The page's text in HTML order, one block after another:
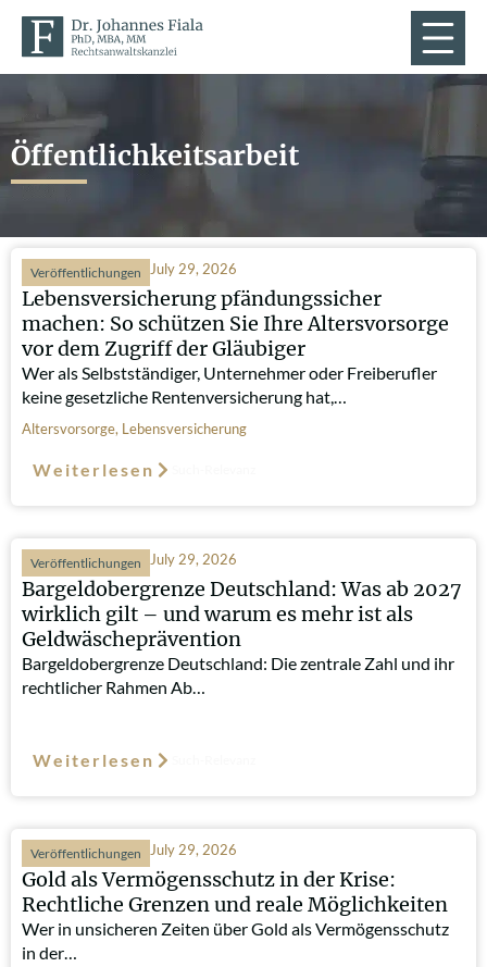
Öffentlichkeitsarbeit
Veröffentlichungen July 29, 2026
Lebensversicherung pfändungssicher
machen: So schützen Sie Ihre Altersvorsorge
vor dem Zugriff der Gläubiger
Wer als Selbstständiger, Unternehmer oder Freiberufler
keine gesetzliche Rentenversicherung hat,…
Altersvorsorge, Lebensversicherung
Weiterlesen
Veröffentlichungen July 29, 2026
Bargeldobergrenze Deutschland: Was ab 2027
wirklich gilt – und warum es mehr ist als
Geldwäscheprävention
Bargeldobergrenze Deutschland: Die zentrale Zahl und ihr
rechtlicher Rahmen Ab…
Weiterlesen
Veröffentlichungen July 29, 2026
Gold als Vermögensschutz in der Krise:
Rechtliche Grenzen und reale Möglichkeiten
Wer in unsicheren Zeiten über Gold als Vermögensschutz
in der…